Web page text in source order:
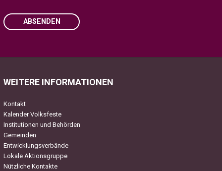
ABSENDEN
WEITERE INFORMATIONEN
Kontakt
Kalender Volksfeste
Institutionen und Behörden
Gemeinden
Entwicklungsverbände
Lokale Aktionsgruppe
Nützliche Kontakte